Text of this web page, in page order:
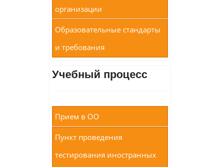
организации
Образовательные стандарты
и требования
Учебный процесс
Прием в ОО
Пункт проведения
тестирования иностранных